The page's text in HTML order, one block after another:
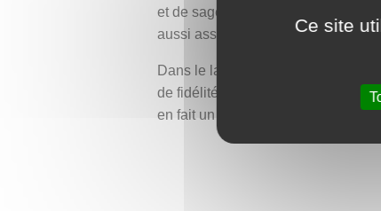
et de sagesse. Il y est consommé
aussi associée à l’automne, à la
Dans le langage des fleurs, le
de fidélité, de soutien et de
en fait un symbole personnel fort
Ce site